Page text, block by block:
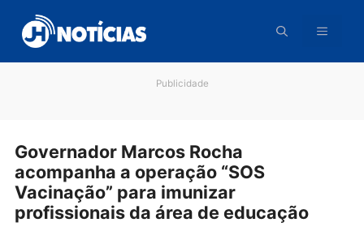
para
conteúdo
Governador Marcos Rocha
acompanha a operação “SOS
Vacinação” para imunizar